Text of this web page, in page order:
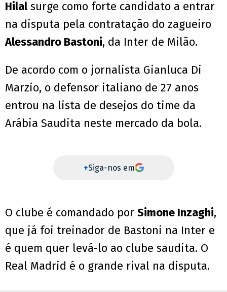
Hilalsurge como forte candidato a entrar
na disputa pela contratação do zagueiro
Alessandro Bastoni, da Inter de Milão.
De acordo com o jornalista Gianluca Di
Marzio, o defensor italiano de 27 anos
entrou na lista de desejos do time da
Arábia Saudita neste mercado da bola.
+Siga-nos em
O clube é comandado por Simone Inzaghi,
que já foi treinador de Bastoni na Inter e
é quem quer levá-lo ao clube saudita. O
Real Madrid é o grande rival na disputa.